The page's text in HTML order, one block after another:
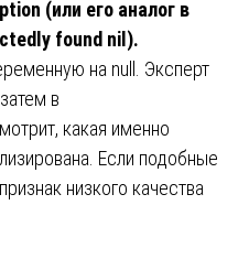
(или его аналог в
found nil).
на null. Эксперт
в
какая именно
Если подобные
низкого качества